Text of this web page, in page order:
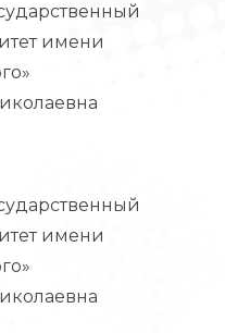
имени
имени